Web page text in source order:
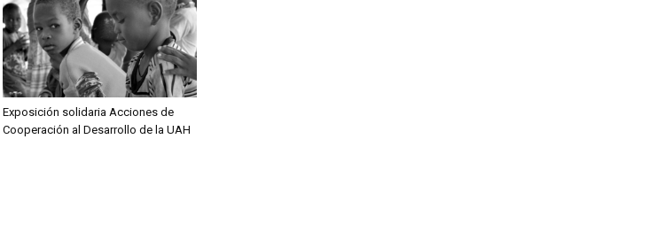
Exposición solidaria Acciones de
Cooperación al Desarrollo de la UAH